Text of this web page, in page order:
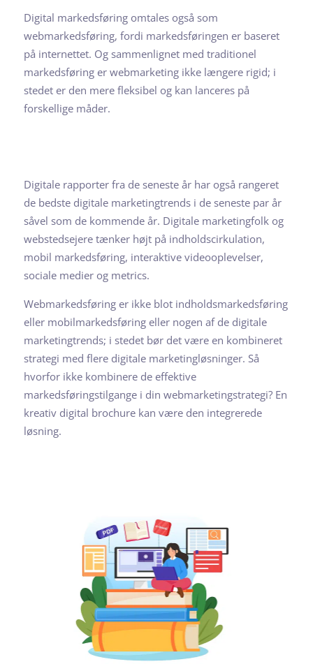
Digital markedsføring omtales også som
webmarkedsføring, fordi markedsføringen er baseret
på internettet. Og sammenlignet med traditionel
markedsføring er webmarketing ikke længere rigid; i
stedet er den mere fleksibel og kan lanceres på
forskellige måder.
Digitale rapporter fra de seneste år har også rangeret
de bedste digitale marketingtrends i de seneste par år
såvel som de kommende år. Digitale marketingfolk og
webstedsejere tænker højt på indholdscirkulation,
mobil markedsføring, interaktive videooplevelser,
sociale medier og metrics.
Webmarkedsføring er ikke blot indholdsmarkedsføring
eller mobilmarkedsføring eller nogen af de digitale
marketingtrends; i stedet bør det være en kombineret
strategi med flere digitale marketingløsninger. Så
hvorfor ikke kombinere de effektive
markedsføringstilgange i din webmarketingstrategi? En
kreativ digital brochure kan være den integrerede
løsning.